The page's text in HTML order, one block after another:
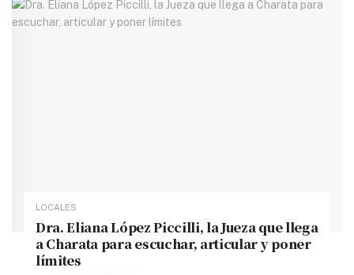
LOCALES
Dra. Eliana López Piccilli, la Jueza que llega
a Charata para escuchar, articular y poner
límites